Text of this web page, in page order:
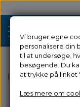
Forside
Vi bruger egne
personalisere din
til at undersøge,
besøgende. Du
at trykke på linket
Læs mere om